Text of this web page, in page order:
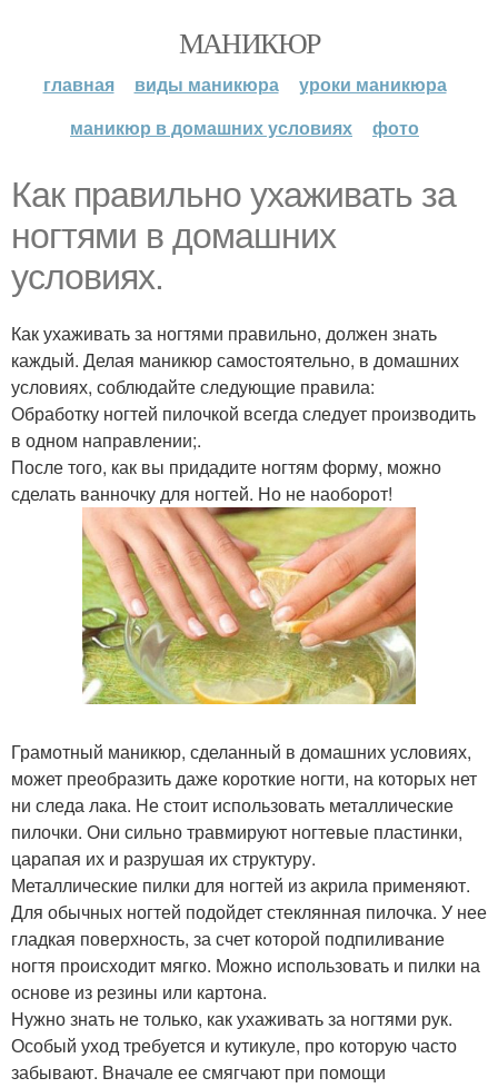
МАНИКЮР
главная виды маникюра
уроки маникюра
маникюр в домашних условиях
фото
Как правильно ухаживать за
ногтями в домашних
условиях.
Как ухаживать за ногтями правильно, должен знать
каждый. Делая маникюр самостоятельно, в домашних
условиях, соблюдайте следующие правила:
Обработку ногтей пилочкой всегда следует производить
в одном направлении;.
После того, как вы придадите ногтям форму, можно
сделать ванночку для ногтей. Но не наоборот!
Грамотный маникюр, сделанный в домашних условиях,
может преобразить даже короткие ногти, на которых нет
ни следа лака. Не стоит использовать металлические
пилочки. Они сильно травмируют ногтевые пластинки,
царапая их и разрушая их структуру.
Металлические пилки для ногтей из акрила применяют.
Для обычных ногтей подойдет стеклянная пилочка. У нее
гладкая поверхность, за счет которой подпиливание
ногтя происходит мягко. Можно использовать и пилки на
основе из резины или картона.
Нужно знать не только, как ухаживать за ногтями рук.
Особый уход требуется и кутикуле, про которую часто
забывают. Вначале ее смягчают при помощи